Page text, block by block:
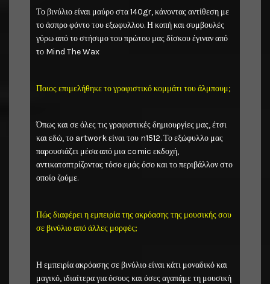
Το βινύλιο είναι μαύρο στα 140gr, κάνοντας αντίθεση με
το άσπρο φόντο του εξωφυλλου. Η κοπή και συμβουλές
γύρω από το στήσιμο του πρώτου μας δίσκου έγιναν από
το Mind The Wax
Ποιος επιμελήθηκε το γραφιστικό κομμάτι του άλμπουμ;
Όπως και σε όλες τις γραφιστικές δημιουργίες μας, έτσι
και εδώ, το artwork είναι του n1512. Το εξώφυλλο μας
παρουσιάζει μέσα από μια comic εκδοχή,
αντικατοπτρίζοντας τόσο εμάς όσο και το περιβάλλον στο
οποίο ζούμε.
Πώς διαφέρει η εμπειρία της ακρόασης της μουσικής σου
σε βινύλιο από άλλες μορφές;
Η εμπειρία ακρόασης σε βινύλιο είναι κάτι μοναδικό και
μαγικό, ιδιαίτερα για όσους και όσες αγαπάμε τη μουσική